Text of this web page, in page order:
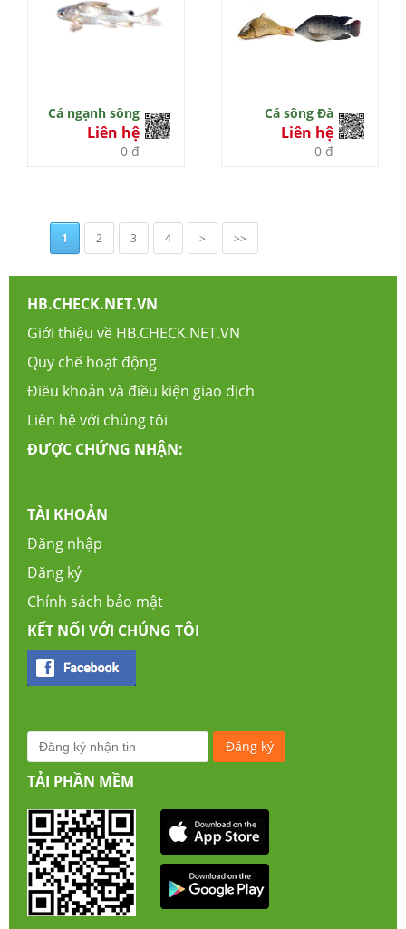
Cá ngạnh sông
Liên hệ
0 đ
Cá sông Đà
Liên hệ
0 đ
1 2 3 4 > >>
HB.CHECK.NET.VN
Giới thiệu về HB.CHECK.NET.VN
Quy chế hoạt động
Điều khoản và điều kiện giao dịch
Liên hệ với chúng tôi
ĐƯỢC CHỨNG NHẬN:
TÀI KHOẢN
Đăng nhập
Đăng ký
Chính sách bảo mật
KẾT NỐI VỚI CHÚNG TÔI
TẢI PHẦN MỀM